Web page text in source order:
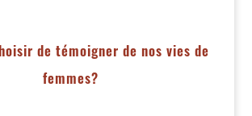
de témoigner de nos vies de
femmes?